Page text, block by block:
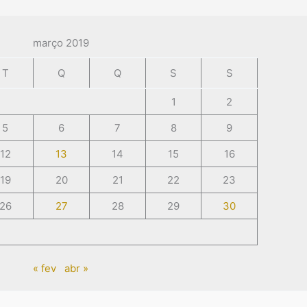
março 2019
T Q Q S S
1
2
5
6 7 8
9
12
13 14 15
16
19
20 21 22
23
27 28 29 30
« fev abr »